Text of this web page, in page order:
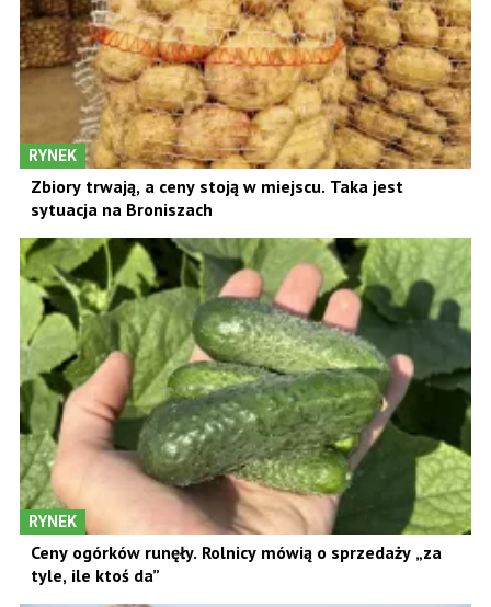
RYNEK
Zbiory trwają, a ceny stoją w miejscu. Taka jest
sytuacja na Broniszach
RYNEK
Ceny ogórków runęły. Rolnicy mówią o sprzedaży „za
tyle, ile ktoś da”